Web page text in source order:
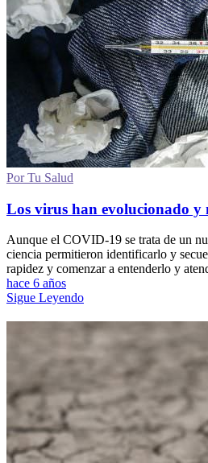
Por Tu Salud
Los virus han evolucionado y
Aunque el COVID-19 se trata de un
ciencia permitieron identificarlo y
rapidez y comenzar a entenderlo y
hace 6 años
Sigue Leyendo